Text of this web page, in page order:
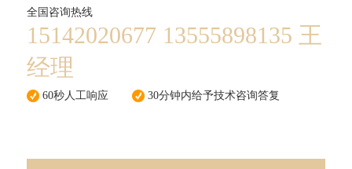
全国咨询热线
15142020677 13555898135 王
经理
60秒人工响应
30分钟内给予技术咨询答复